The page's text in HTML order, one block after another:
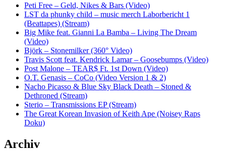
Peti Free – Geld, Nikes & Bars (Video)
LST da phunky child – music merch Laborbericht 1
(Beattapes) (Stream)
Big Mike feat. Gianni La Bamba – Living The Dream
(Video)
Björk – Stonemilker (360° Video)
Travis Scott feat. Kendrick Lamar – Goosebumps (Video)
Post Malone – TEAR$ Ft. 1st Down (Video)
O.T. Genasis – CoCo (Video Version 1 & 2)
Nacho Picasso & Blue Sky Black Death – Stoned &
Dethroned (Stream)
Sterio – Transmissions EP (Stream)
The Great Korean Invasion of Keith Ape (Noisey Raps
Doku)
Archiv